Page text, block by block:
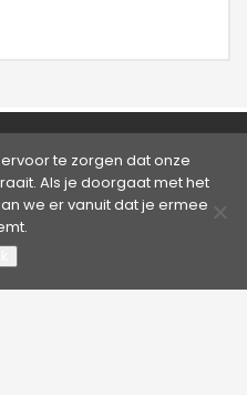
65 33 413 | E-mail:info@hutter.nl
te zorgen dat onze
Als je doorgaat met het
we er vanuit dat je ermee